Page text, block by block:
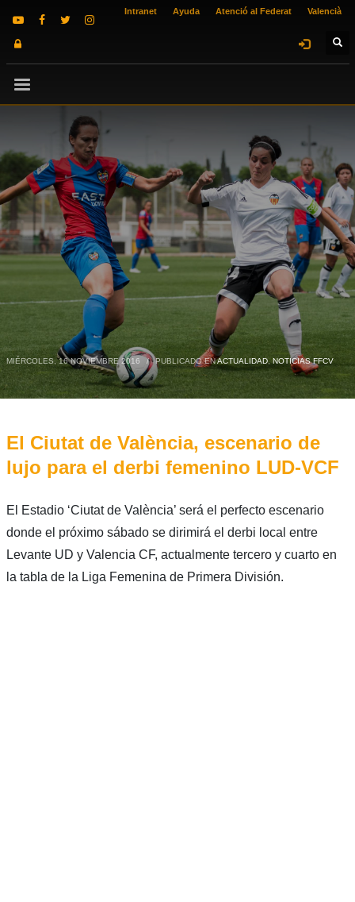
Intranet Ayuda Atenció al Federat Valencià
MIÉRCOLES, 16 NOVIEMBRE 2016 / PUBLICADO ENACTUALIDAD, NOTICIAS FFCV
El Ciutat de València, escenario de
lujo para el derbi femenino LUD-VCF
El Estadio ‘Ciutat de València’ será el perfecto escenario
donde el próximo sábado se dirimirá el derbi local entre
Levante UD y Valencia CF, actualmente tercero y cuarto en
la tabla de la Liga Femenina de Primera División.